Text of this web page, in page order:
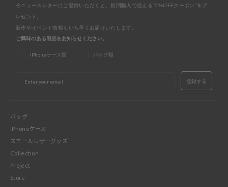
今ニュースレターにご登録いただくと、初回購入で使える"5%OFFクーポン"をプ
レゼント。
新作やイベント情報もいち早くお届けいたします。
ご興味のある製品をお知らせください。
iPhoneケース類 バッグ類
登録する
バッグ
iPhoneケース
スモールレザーグッズ
Collection
Project
Store